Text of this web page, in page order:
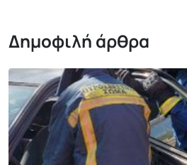
Δημοφιλή άρθρα